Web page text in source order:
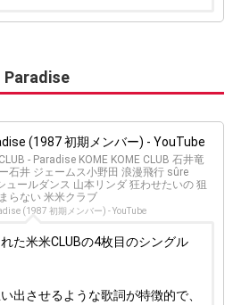
Paradise
(1987 初期メンバー) - YouTube
- Paradise KOME KOME CLUB 石井竜
石井 ジェームス小野田 浪漫飛行 sûre
ュールダンス 山本リンダ 狂わせたいの 狙
らない 米米クラブ
(1987 初期メンバー) - YouTube
た米米CLUBの4枚目のシングル
出させるような歌詞が特徴的で、